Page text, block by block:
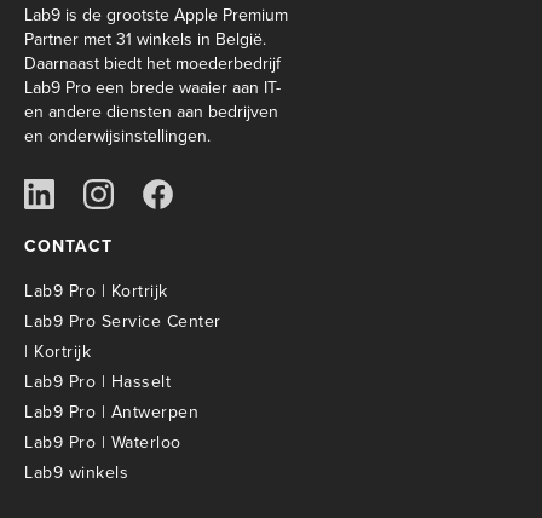
Lab9 is de grootste Apple Premium
Partner met 31 winkels in België.
Daarnaast biedt het moederbedrijf
Lab9 Pro een brede waaier aan IT-
en andere diensten aan bedrijven
en onderwijsinstellingen.
CONTACT
Lab9 Pro | Kortrijk
Lab9 Pro Service Center
| Kortrijk
Lab9 Pro | Hasselt
Lab9 Pro | Antwerpen
Lab9 Pro | Waterloo
Lab9 winkels